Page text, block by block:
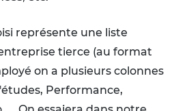
représente une liste
tierce (au format
on a plusieurs colonnes
Performance,